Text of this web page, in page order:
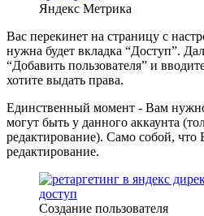
Яндекс Метрика
Вас перекинет на страницу с
нужна будет вкладка “Доступ”.
“Добавить пользователя” и
хотите выдать права.
Единственный момент - Вам
могут быть у данного аккаунта
редактирование). Само собой,
редактирование.
Создание пользователя